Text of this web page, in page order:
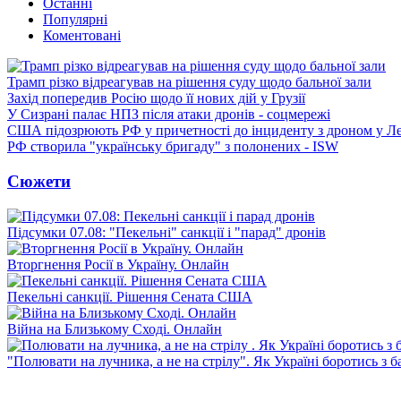
Останні
Популярні
Коментовані
Трамп різко відреагував на рішення суду щодо бальної зали
Захід попередив Росію щодо її нових дій у Грузії
У Сизрані палає НПЗ після атаки дронів - соцмережі
США підозрюють РФ у причетності до інциденту з дроном у
РФ створила "українську бригаду" з полонених - ISW
Сюжети
Підсумки 07.08: "Пекельні" санкції і "парад" дронів
Вторгнення Росії в Україну. Онлайн
Пекельні санкції. Рішення Сената США
Війна на Близькому Сході. Онлайн
"Полювати на лучника, а не на стрілу". Як Україні боротись з